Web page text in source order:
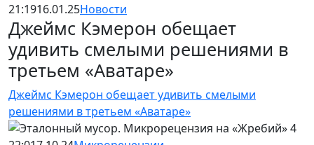
21:1916.01.25Новости
Джеймс Кэмерон обещает
удивить смелыми решениями в
третьем «Аватаре»
Джеймс Кэмерон обещает удивить смелыми
решениями в третьем «Аватаре»